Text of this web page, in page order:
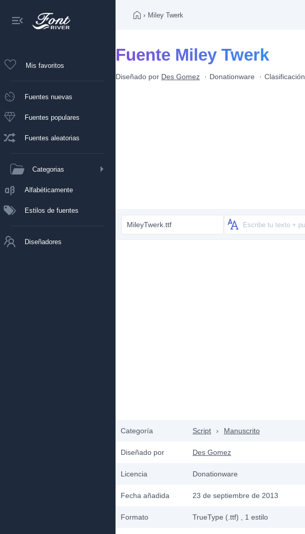
Mis favoritos
Fuentes nuevas
Fuentes populares
Fuentes aleatorias
Categorias
Alfabéticamente
Estilos de fuentes
Diseñadores
› Miley Twerk
Fuente Miley Twerk
Diseñado por Des Gomez Donationware Clasificación
MileyTwerk.ttf
Categoría Script › Manuscrito
Diseñado por Des Gomez
Licencia Donationware
Fecha añadida 23 de septiembre de 2013
Formato TrueType (.ttf) , 1 estilo